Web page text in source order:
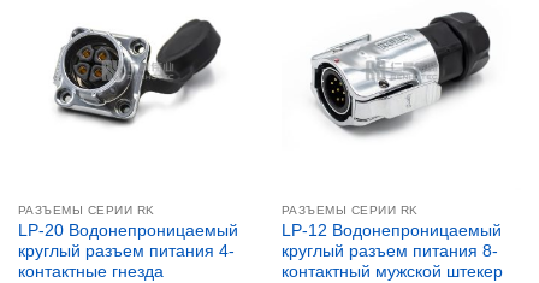
РАЗЪЕМЫ СЕРИИ RK
LP-20 Водонепроницаемый
круглый разъем питания 4-
контактные гнезда
РАЗЪЕМЫ СЕРИИ RK
LP-12 Водонепроницаемый
круглый разъем питания 8-
контактный мужской штекер